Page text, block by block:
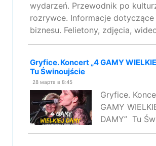
wydarzeń. Przewodnik po
rozrywce. Informacje
biznesu. Felietony, zdjęcia,
Gryfice. Koncert „4 GAMY
Tu Świnoujście
28 марта в 8:45
Gryfice.
GAMY
DAMY” Tu